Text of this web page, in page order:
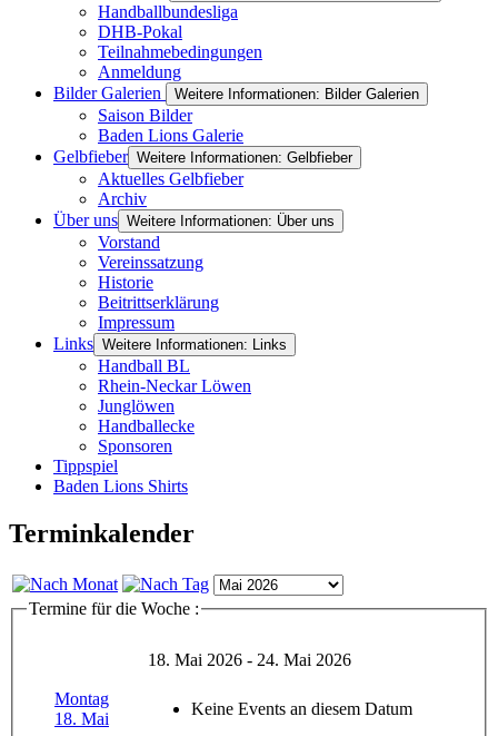
Handballbundesliga
DHB-Pokal
Teilnahmebedingungen
Anmeldung
Bilder Galerien
Weitere Informationen: Bilder Galerien
Saison Bilder
Baden Lions Galerie
Gelbfieber Weitere Informationen: Gelbfieber
Aktuelles Gelbfieber
Archiv
Über uns Weitere Informationen: Über uns
Vorstand
Vereinssatzung
Historie
Beitrittserklärung
Impressum
Links Weitere Informationen: Links
Handball BL
Rhein-Neckar Löwen
Junglöwen
Handballecke
Sponsoren
Tippspiel
Baden Lions Shirts
Terminkalender
Termine für die Woche :
18. Mai 2026 - 24. Mai 2026
Montag
18. Mai
Keine Events an diesem Datum